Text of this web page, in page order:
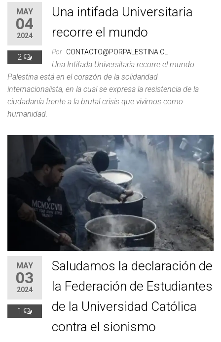
MAY
04
2024
2
Una intifada Universitaria
recorre el mundo
Por CONTACTO@PORPALESTINA.CL
Una Intifada Universitaria recorre el mundo.
Palestina está en el corazón de la solidaridad
internacionalista, en la cual se expresa la resistencia de la
ciudadanía frente a la brutal crisis que vivimos como
humanidad.
MAY
03
2024
1
Saludamos la declaración de
la Federación de Estudiantes
de la Universidad Católica
contra el sionismo